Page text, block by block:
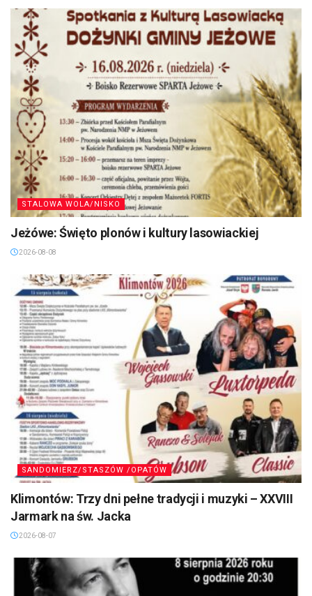
STALOWA WOLA/NISKO
Jeżówe: Święto plonów i kultury lasowiackiej
2026-08-08
SANDOMIERZ/STASZÓW /OPATÓW
Klimontów: Trzy dni pełne tradycji i muzyki – XXVIII
Jarmark na św. Jacka
2026-08-07